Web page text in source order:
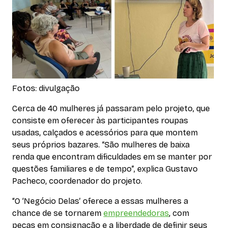
Fotos: divulgação
Cerca de 40 mulheres já passaram pelo projeto, que
consiste em oferecer às participantes roupas
usadas, calçados e acessórios para que montem
seus próprios bazares. “São mulheres de baixa
renda que encontram dificuldades em se manter por
questões familiares e de tempo”, explica Gustavo
Pacheco, coordenador do projeto.
“O ‘Negócio Delas’ oferece a essas mulheres a
chance de se tornarem empreendedoras, com
peças em consignação e a liberdade de definir seus